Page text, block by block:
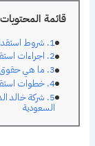
قائمة المحتويات
شروط
اجراءات
ما هي حقوق
خطوات
شركة خالد
السعودية